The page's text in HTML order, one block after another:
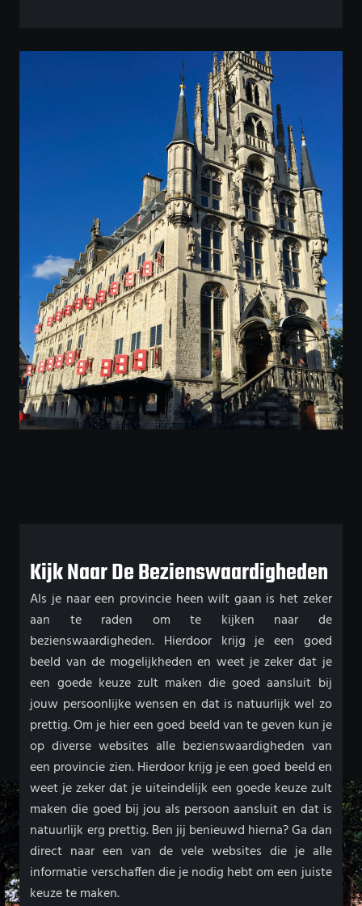
Kijk Naar De Bezienswaardigheden
Als je naar een provincie heen wilt gaan is het zeker
aan te raden om te kijken naar de
bezienswaardigheden. Hierdoor krijg je een goed
beeld van de mogelijkheden en weet je zeker dat je
een goede keuze zult maken die goed aansluit bij
jouw persoonlijke wensen en dat is natuurlijk wel zo
prettig. Om je hier een goed beeld van te geven kun je
op diverse websites alle bezienswaardigheden van
een provincie zien. Hierdoor krijg je een goed beeld en
weet je zeker dat je uiteindelijk een goede keuze zult
maken die goed bij jou als persoon aansluit en dat is
natuurlijk erg prettig. Ben jij benieuwd hierna? Ga dan
direct naar een van de vele websites die je alle
informatie verschaffen die je nodig hebt om een juiste
keuze te maken.